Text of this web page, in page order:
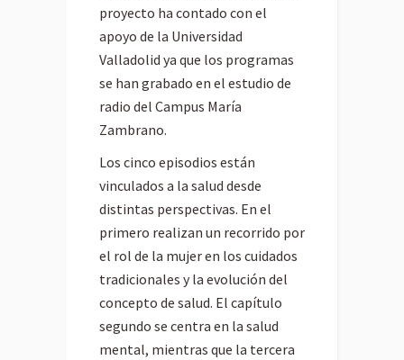
proyecto ha contado con el
apoyo de la Universidad
Valladolid ya que los programas
se han grabado en el estudio de
radio del Campus María
Zambrano.
Los cinco episodios están
vinculados a la salud desde
distintas perspectivas. En el
primero realizan un recorrido por
el rol de la mujer en los cuidados
tradicionales y la evolución del
concepto de salud. El capítulo
segundo se centra en la salud
mental, mientras que la tercera